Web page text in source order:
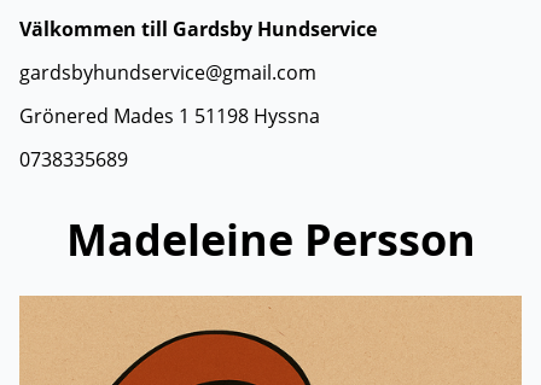
Välkommen till Gardsby Hundservice
⁠gardsbyhundservice@gmail.com
Grönered Mades 1 51198 Hyssna
0738335689
Madeleine Persson